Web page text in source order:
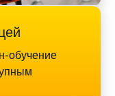
обучение